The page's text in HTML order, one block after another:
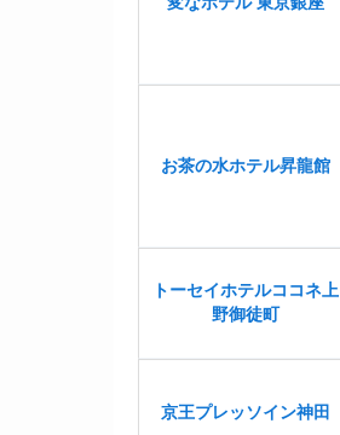
お茶の水ホテル昇龍館
トーセイホテルココネ上
野御徒町
京王プレッソイン神田